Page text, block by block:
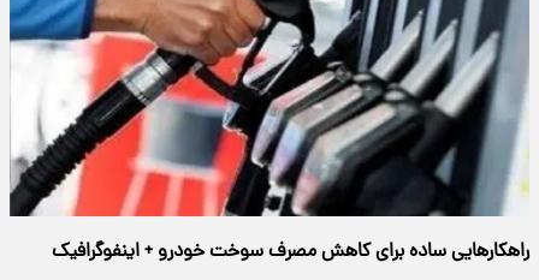
راهکارهایی ساده برای کاهش مصرف سوخت خودرو + اینفوگرافیک